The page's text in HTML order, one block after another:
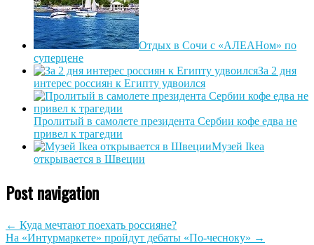
Отдых в Сочи с «АЛЕАНом» по
cуперцене
За 2 дня
интерес россиян к Египту удвоился
Пролитый в самолете президента Сербии кофе едва не
привел к трагедии
Музей Ikea
открывается в Швеции
Post navigation
← Куда мечтают поехать россияне?
На «Интурмаркете» пройдут дебаты «По-чесноку» →